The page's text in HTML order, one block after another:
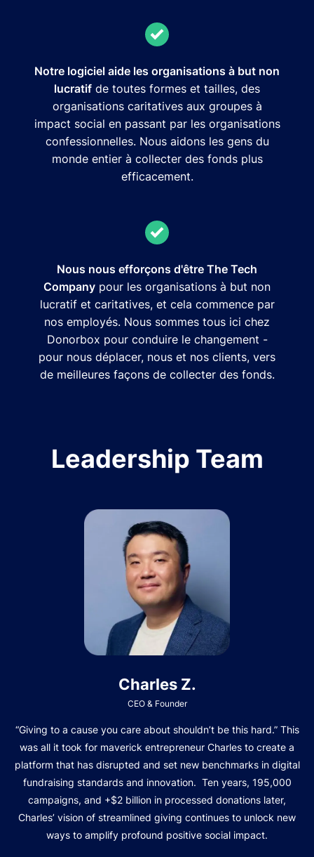
Notre logiciel aide les organisations à but non
lucratif de toutes formes et tailles, des
organisations caritatives aux groupes à
impact social en passant par les organisations
confessionnelles. Nous aidons les gens du
monde entier à collecter des fonds plus
efficacement.
Nous nous efforçons d'être The Tech
Company pour les organisations à but non
lucratif et caritatives, et cela commence par
nos employés. Nous sommes tous ici chez
Donorbox pour conduire le changement -
pour nous déplacer, nous et nos clients, vers
de meilleures façons de collecter des fonds.
Leadership Team
Charles Z.
CEO & Founder
“Giving to a cause you care about shouldn’t be this hard.” This
was all it took for maverick entrepreneur Charles to create a
platform that has disrupted and set new benchmarks in digital
fundraising standards and innovation. Ten years, 195,000
campaigns, and +$2 billion in processed donations later,
Charles’ vision of streamlined giving continues to unlock new
ways to amplify profound positive social impact.